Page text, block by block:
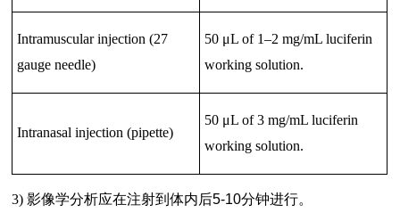
Intramuscular injection (27
gauge needle)
50 μL of 1–2 mg/mL luciferin
working solution.
Intranasal injection (pipette)
50 μL of 3 mg/mL luciferin
working solution.
3)影像学分析应在注射到体内后5-10分钟进行。